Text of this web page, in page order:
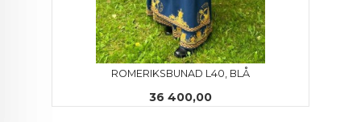
ROMERIKSBUNAD L40, BLÅ
Pris
36 400,00